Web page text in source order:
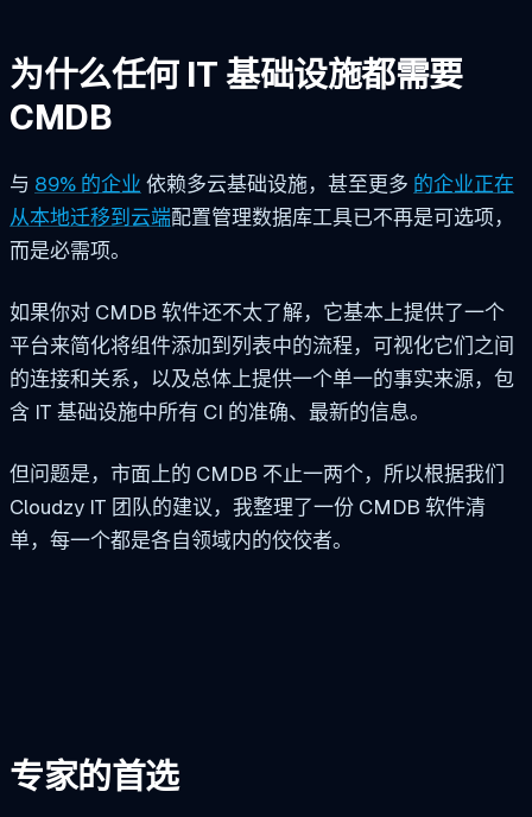
为什么任何 IT 基础设施都需要
CMDB
与 89% 的企业 依赖多云基础设施，甚至更多 的企业正在
从本地迁移到云端配置管理数据库工具已不再是可选项，
而是必需项。
如果你对 CMDB 软件还不太了解，它基本上提供了一个
平台来简化将组件添加到列表中的流程，可视化它们之间
的连接和关系，以及总体上提供一个单一的事实来源，包
含 IT 基础设施中所有 CI 的准确、最新的信息。
但问题是，市面上的 CMDB 不止一两个，所以根据我们
Cloudzy IT 团队的建议，我整理了一份 CMDB 软件清
单，每一个都是各自领域内的佼佼者。
专家的首选